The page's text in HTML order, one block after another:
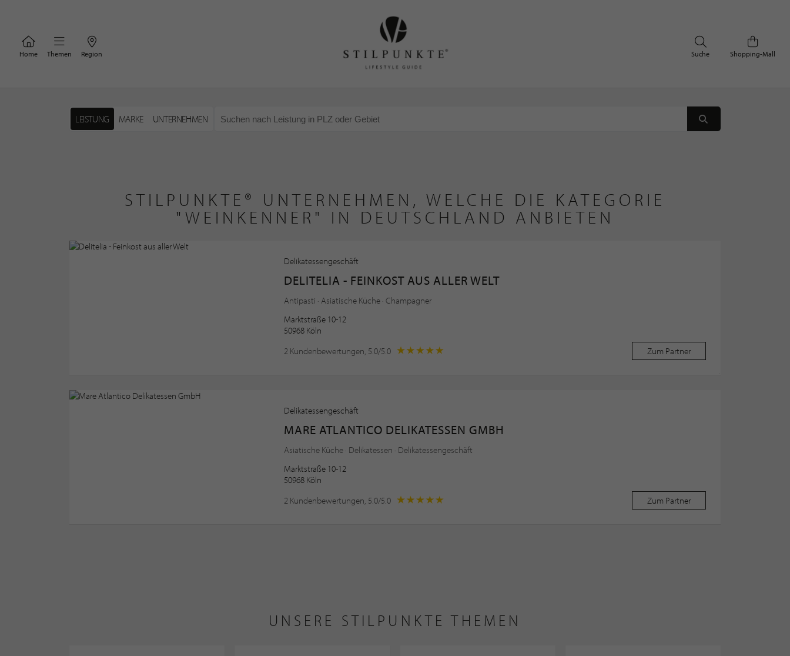
Home Themen Region Shopping-Mall
Suche
LEISTUNG MARKE UNTERNEHMEN
STILPUNKTE® UNTERNEHMEN, WELCHE DIE KATEGORIE
"WEINKENNER" IN DEUTSCHLAND ANBIETEN
Delikatessengeschäft
DELITELIA - FEINKOST AUS ALLER WELT
Antipasti · Asiatische Küche · Champagner
Marktstraße 10-12
50968 Köln
2 Kundenbewertungen, 5.0/5.0
Zum Partner
Delikatessengeschäft
MARE ATLANTICO DELIKATESSEN GMBH
Asiatische Küche · Delikatessen · Delikatessengeschäft
Marktstraße 10-12
50968 Köln
2 Kundenbewertungen, 5.0/5.0
Zum Partner
UNSERE STILPUNKTE THEMEN